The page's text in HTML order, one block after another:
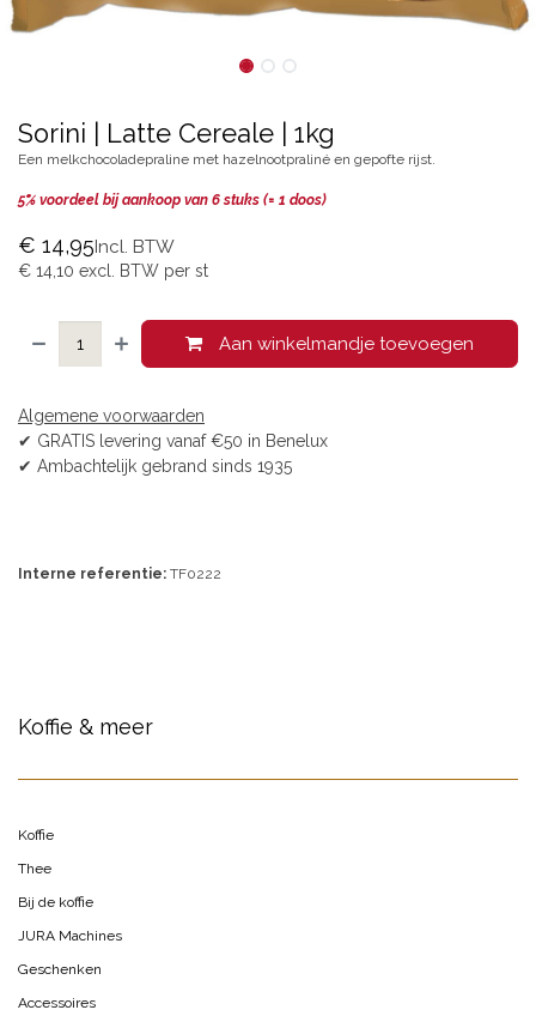
Sorini | Latte Cereale | 1kg
Een melkchocoladepraline met hazelnootpraliné en gepofte rijst.
5% voordeel bij aankoop van 6​ stuks (= 1 doos)
€ 14,95 Incl. BTW
€ 14,10 excl. BTW per st
Aan winkelmandje toevoegen
Algemene voorwaarden
✔ GRATIS levering vanaf €50 in Benelux
✔ Ambachtelijk gebrand sinds 1935
Interne referentie: TF0222
Koffie & meer
Koffie
Thee
Bij de koffie
JURA Machines
Geschenken
Accessoires